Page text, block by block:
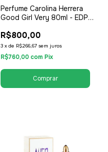
Perfume Carolina Herrera
Good Girl Very 80ml - EDP
Feminino
R$800,00
3 x de R$266,67 sem juros
R$760,00 com Pix